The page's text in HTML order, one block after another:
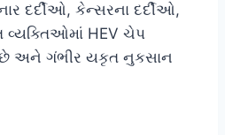
દર્દીઓ, કેન્સરના દર્દીઓ,
HEV ચેપ
છે અને ગંભીર યકૃત નુકસાન